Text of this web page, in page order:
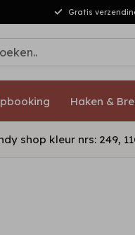
Gratis
Haken &
shop kleur nrs: 249,